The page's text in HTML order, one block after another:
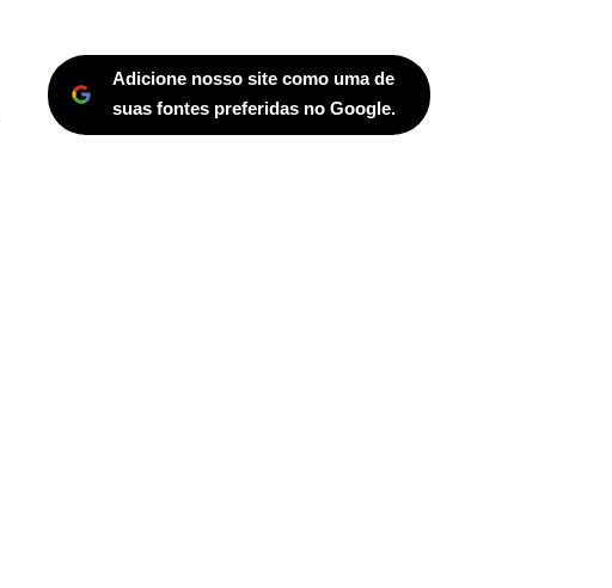
Adicione nosso site como uma de
suas fontes preferidas no Google.